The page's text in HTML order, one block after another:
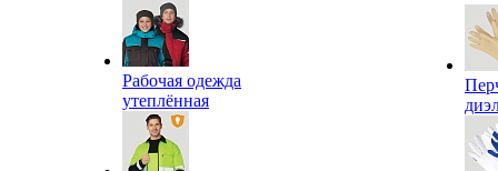
Рабочая одежда
утеплённая